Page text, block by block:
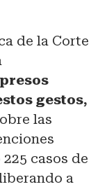
de la Corte
gestos,
las
casos de
a